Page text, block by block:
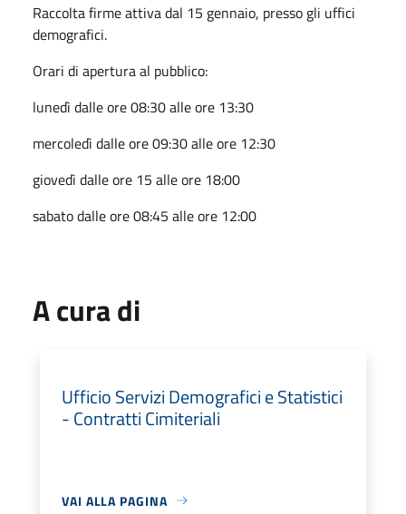
Raccolta firme attiva dal 15 gennaio, presso gli uffici
demografici.
Orari di apertura al pubblico:
lunedì dalle ore 08:30 alle ore 13:30
mercoledì dalle ore 09:30 alle ore 12:30
giovedì dalle ore 15 alle ore 18:00
sabato dalle ore 08:45 alle ore 12:00
A cura di
Ufficio Servizi Demografici e Statistici
- Contratti Cimiteriali
VAI ALLA PAGINA